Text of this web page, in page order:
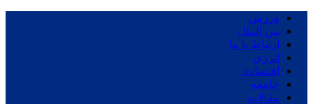
ورزش
بین الملل
ارتباط با ما
انرژی
اقتصادی
جامعه
مقالات